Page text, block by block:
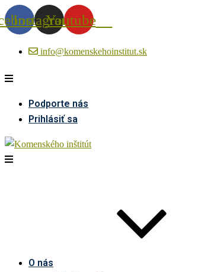
Instagram
Youtube
info@komenskehoinstitut.sk
Podporte nás
Prihlásiť sa
O nás